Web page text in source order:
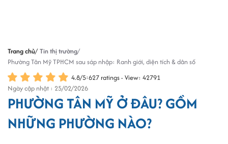
Trang chủ Tin thị trường
Phường Tân Mỹ TPHCM sau sáp nhập: Ranh giới, diện tích & dân số
4.8/5:627 ratings - View: 42791
Ngày cập nhật : 25/02/2026
PHƯỜNG TÂN MỸ Ở ĐÂU? GỒM
NHỮNG PHƯỜNG NÀO?